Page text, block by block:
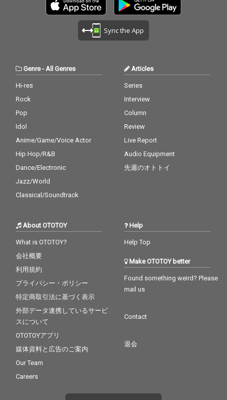
Sync the App
Genre- All Genres
Hi-res
Rock
Pop
Idol
Anime/Game/Voice Actor
Hip Hop/R&B
Dance/Electronic
Jazz/World
Classical/Soundtrack
Articles
Series
Interview
Column
Review
Live Report
Audio Equipment
先週のオトトイ
About OTOTOY
What is OTOTOY?
会社概要
利用規約
プライバシー・ポリシー
特定商取引法に基づく表示
外部データ連携しているサービ
スについて
OTOTOYアプリ
媒体資料と広告のご案内
Our Team
Careers
Help
Help Top
Make OTOTOY better
Found something weird? Please
mail us
Contact
退会